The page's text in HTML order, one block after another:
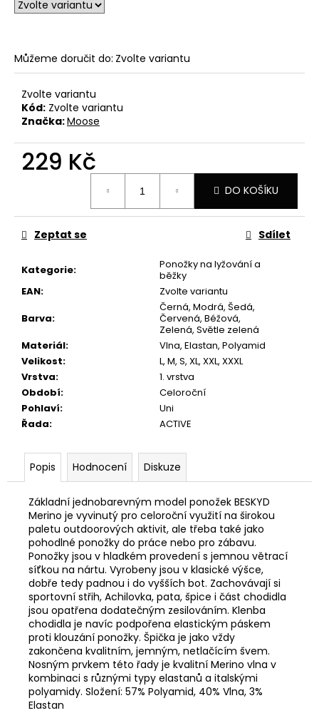
Můžeme doručit do: Zvolte variantu
Zvolte variantu
Kód: Zvolte variantu
Značka:Moose
229 Kč
DO KOŠÍKU
Kategorie:
Ponožky na lyžování a
běžky
EAN:
Zvolte variantu
Barva:
Černá, Modrá, Šedá,
Červená, Béžová,
Zelená, Světle zelená
Materiál: Vlna, Elastan, Polyamid
Velikost:
L, M, S, XL, XXL, XXXL
Vrstva:
1. vrstva
Období:
Celoroční
Pohlaví:
Uni
Řada: ACTIVE
Zeptat se Sdílet
Popis Hodnocení Diskuze
Základní jednobarevným model ponožek BESKYD
Merino je vyvinutý pro celoroční využití na širokou
paletu outdoorových aktivit, ale třeba také jako
pohodlné ponožky do práce nebo pro zábavu.
Ponožky jsou v hladkém provedení s jemnou větrací
síťkou na nártu. Vyrobeny jsou v klasické výšce,
dobře tedy padnou i do vyšších bot. Zachovávají si
sportovní střih, Achilovka, pata, špice i část chodidla
jsou opatřena dodatečným zesilováním. Klenba
chodidla je navíc podpořena elastickým páskem
proti klouzání ponožky. Špička je jako vždy
zakončena kvalitním, jemným, netlačícím švem.
Nosným prvkem této řady je kvalitní Merino vlna v
kombinaci s různými typy elastanů a italskými
polyamidy. Složení: 57% Polyamid, 40% Vlna, 3%
Elastan
u
m
e
CYKLISTICKÉ
PONOŽKY
FRESH
15
149